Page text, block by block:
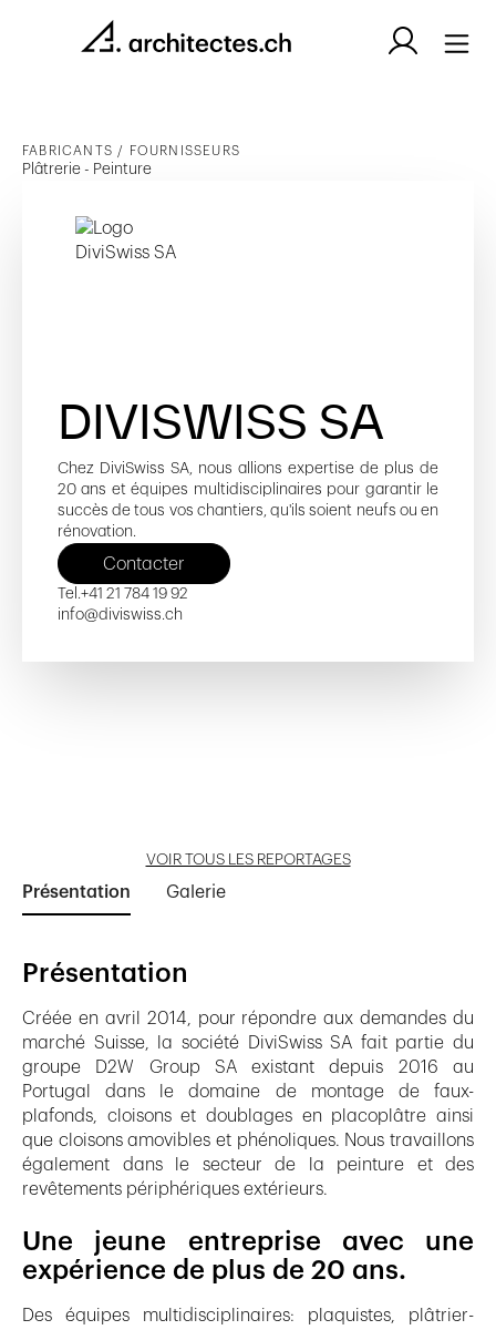
FABRICANTS / FOURNISSEURS
Plâtrerie - Peinture
DIVISWISS SA
Chez DiviSwiss SA, nous allions expertise de plus de
20 ans et équipes multidisciplinaires pour garantir le
succès de tous vos chantiers, qu'ils soient neufs ou en
rénovation.
Contacter
Tel.+41 21 784 19 92
info@diviswiss.ch
VOIR TOUS LES REPORTAGES
Présentation Galerie
Présentation
Créée en avril 2014, pour répondre aux demandes du
marché Suisse, la société DiviSwiss SA fait partie du
groupe D2W Group SA existant depuis 2016 au
Portugal dans le domaine de montage de faux-
plafonds, cloisons et doublages en placoplâtre ainsi
que cloisons amovibles et phénoliques. Nous travaillons
également dans le secteur de la peinture et des
revêtements périphériques extérieurs.
Une jeune entreprise avec une
expérience de plus de 20 ans.
Des équipes multidisciplinaires: plaquistes, plâtrier-